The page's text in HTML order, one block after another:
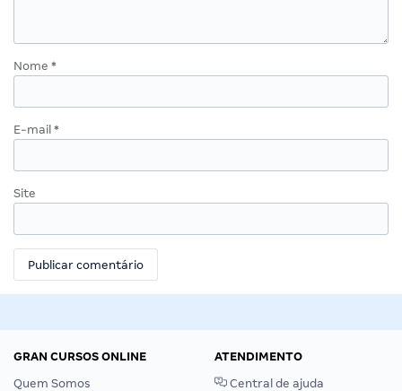
Nome *
E-mail *
Site
GRAN CURSOS ONLINE
Quem Somos
ATENDIMENTO
Central de ajuda